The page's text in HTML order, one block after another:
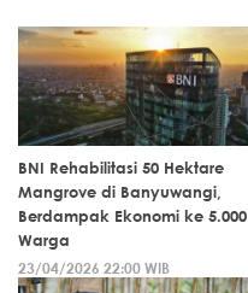
BNI Rehabilitasi 50 Hektare
Mangrove di Banyuwangi,
Berdampak Ekonomi ke 5.000
Warga
23/04/2026 22:00 WIB